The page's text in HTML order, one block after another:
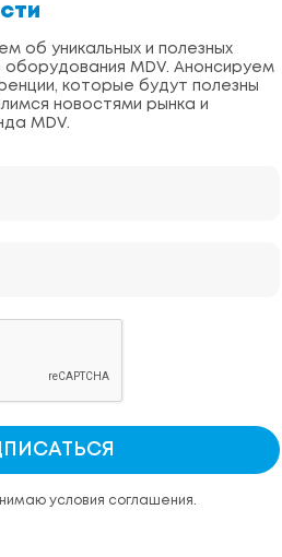
об уникальных и полезных
оборудования MDV. Анонсируем
которые будут полезны
новостями рынка и
MDV.
условия соглашения.